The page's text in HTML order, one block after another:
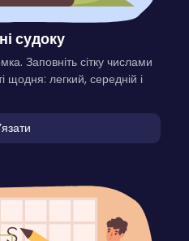
судоку
Заповніть сітку числами
щодня: легкий, середній і